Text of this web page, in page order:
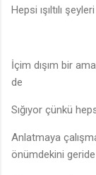
Hepsi ışıltılı
İçim dışım bir
de
Sığıyor çünkü
Anlatmaya
önümdekini geride